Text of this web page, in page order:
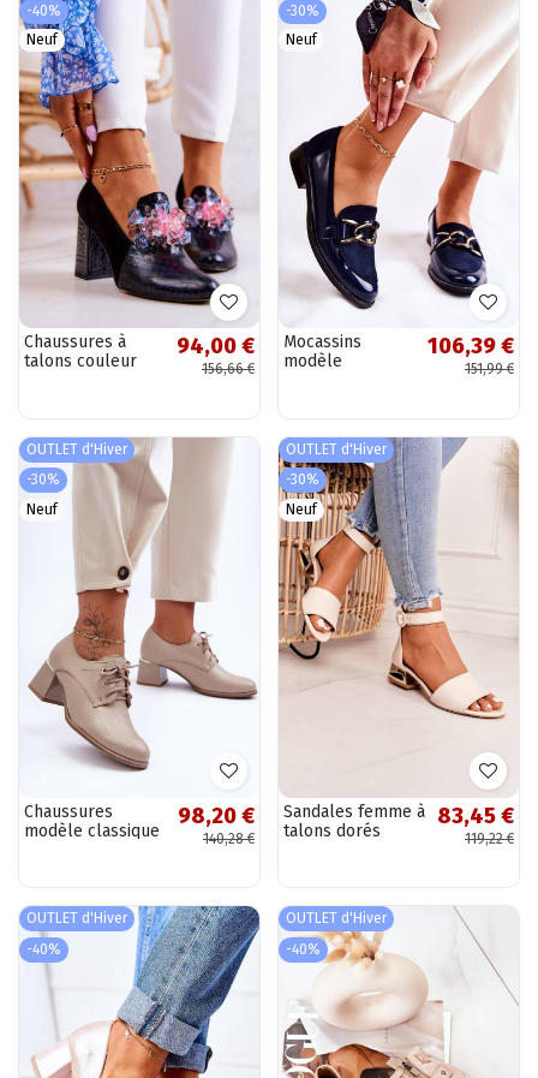
-40%
Neuf
Chaussures à
talons couleur
94,00 €
156,66 €
-30%
Neuf
Mocassins
modèle
106,39 €
151,99 €
OUTLET d'Hiver
-30%
Neuf
Chaussures
modèle classique
98,20 €
140,28 €
OUTLET d'Hiver
-30%
Neuf
Sandales femme à
talons dorés
83,45 €
119,22 €
OUTLET d'Hiver
-40%
OUTLET d'Hiver
-40%